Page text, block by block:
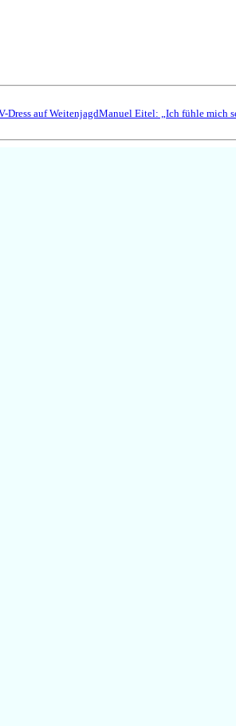
Dress auf WeitenjagdManuel Eitel: „Ich fühle mich